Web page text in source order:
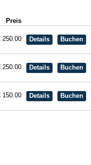
Preis
250.00
250.00
150.00